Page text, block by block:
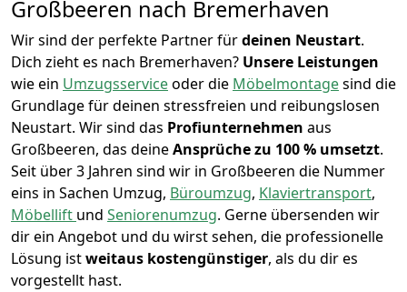
Großbeeren nach Bremer­haven
Wir sind der perfekte Partner fürdeinen Neustart.
Dich zieht es nach Bremer­haven? Unsere Leistungen
wie ein Umzugsserviceoder die Möbelmontagesind die
Grundlage für deinen stressfreien und reibungslosen
Neustart. Wir sind das Profiunternehmen aus
Großbeeren, das deineAnsprüche zu 100 % umsetzt.
Seit über 3 Jahren sind wir in Großbeeren die Nummer
eins in Sachen Umzug, Büroumzug, Klaviertransport,
Möbellift und Seniorenumzug. Gerne übersenden wir
dir ein Angebot und du wirst sehen, die professionelle
Lösung istweitaus kostengünstiger, als du dir es
vorgestellt hast.